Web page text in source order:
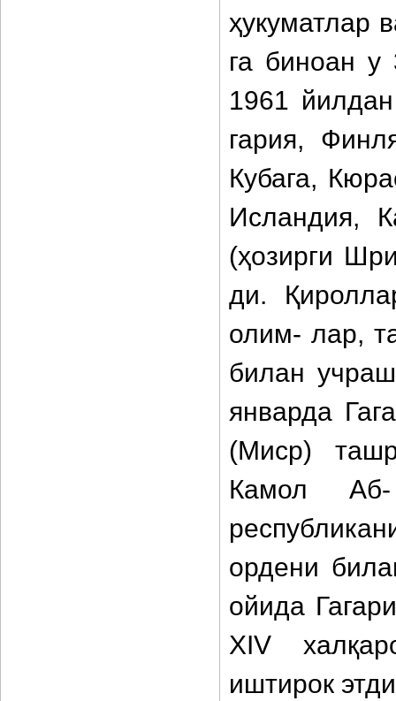
ҳукуматлар
га биноан у
1961
гария,
Кубага,
Исландия,
(ҳозирги
ди.
олим- лар,
билан
январда
(Миср)
Камол
ордени
ойида
XIV
иштирок